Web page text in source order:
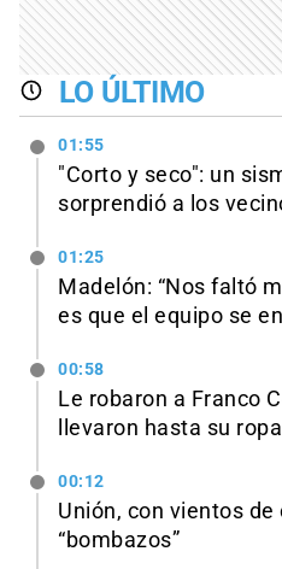
LO ÚLTIMO
01:55
"Corto y seco": un
sorprendió a los
01:25
Madelón: “Nos faltó
es que el equipo se
00:58
Le robaron a Franco
llevaron hasta su
00:12
Unión, con vientos de
“bombazos”